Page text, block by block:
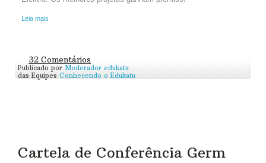
Leia mais
32 Comentários
Publicado por Moderador edukatu
das Equipes Conhecendo o Edukatu
Cartela de Conferência Germ